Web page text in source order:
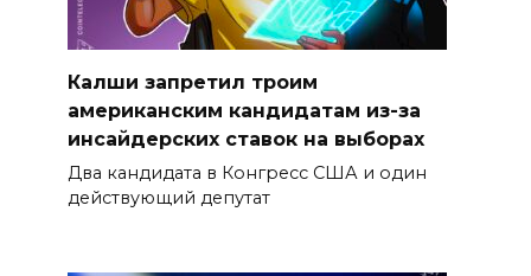
Калши запретил троим
американским кандидатам из-за
инсайдерских ставок на выборах
Два кандидата в Конгресс США и один
действующий депутат